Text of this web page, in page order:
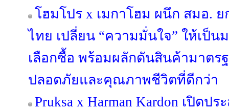
โฮมโปร x เมกาโฮม ผนึก สมอ.
ไทย เปลี่ยน “ความมั่นใจ” ให้เป็น
เลือกซื้อ พร้อมผลักดันสินค้ามาตร
ปลอดภัยและคุณภาพชีวิตที่ดีกว่า
Pruksa x Harman Kardon เปิด